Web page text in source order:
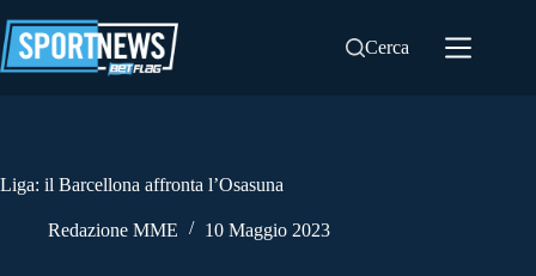
al
contenuto
Cerca
Liga: il Barcellona affronta l’Osasuna
Redazione MME 10 Maggio 2023